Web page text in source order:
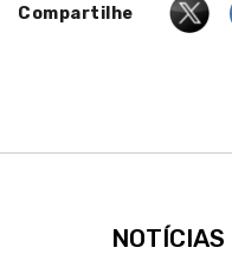
Compartilhe